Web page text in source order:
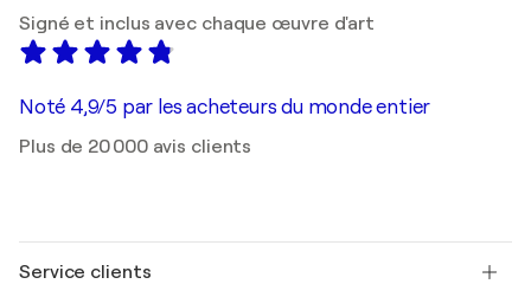
Signé et inclus avec chaque œuvre d'art
Noté 4,9/5 par les acheteurs du monde entier
Plus de 20 000 avis clients
Service clients